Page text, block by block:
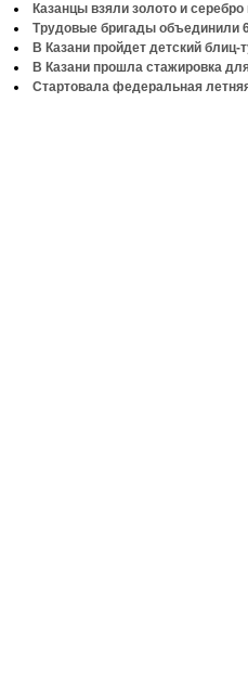
Казанцы взяли золото и
Трудовые бригады объединили
В Казани пройдет детский
В Казани прошла стажировка
Стартовала федеральная